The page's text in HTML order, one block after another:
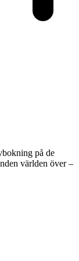
på de
världen över –